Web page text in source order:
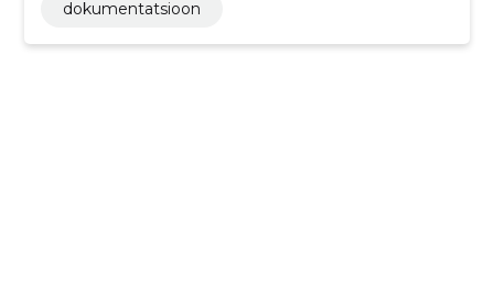
dokumentatsioon